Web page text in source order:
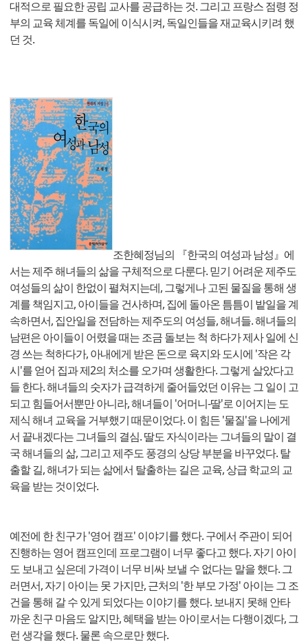
대적으로 필요한 공립 교사를 공급하는 것. 그리고 프랑스 점령 정
부의 교육 체계를 독일에 이식시켜, 독일인들을 재교육시키려 했
던 것.
조한혜정님의 『한국의 여성과 남성』에
서는 제주 해녀들의 삶을 구체적으로 다룬다. 믿기 어려운 제주도
여성들의 삶이 한없이 펼쳐지는데, 그렇게나 고된 물질을 통해 생
계를 책임지고, 아이들을 건사하며, 집에 돌아온 틈틈이 밭일을 계
속하면서, 집안일을 전담하는 제주도의 여성들, 해녀들. 해녀들의
남편은 아이들이 어렸을 때는 조금 돌보는 척 하다가 제사 일에 신
경 쓰는 척하다가, 아내에게 받은 돈으로 육지와 도시에 '작은 각
시'를 얻어 집과 제2의 처소를 오가며 생활한다. 그렇게 살았다고
들 한다. 해녀들의 숫자가 급격하게 줄어들었던 이유는 그 일이 고
되고 힘들어서뿐만 아니라, 해녀들이 '어머니-딸'로 이어지는 도
제식 해녀 교육을 거부했기 때문이었다. 이 힘든 '물질'을 나에게
서 끝내겠다는 그녀들의 결심. 딸도 자식이라는 그녀들의 말이 결
국 해녀들의 삶, 그리고 제주도 풍경의 상당 부분을 바꾸었다. 탈
출할 길, 해녀가 되는 삶에서 탈출하는 길은 교육, 상급 학교의 교
육을 받는 것이었다.
예전에 한 친구가 '영어 캠프' 이야기를 했다. 구에서 주관이 되어
진행하는 영어 캠프인데 프로그램이 너무 좋다고 했다. 자기 아이
도 보내고 싶은데 가격이 너무 비싸 보낼 수 없다는 말을 했다. 그
러면서, 자기 아이는 못 가지만, 근처의 '한 부모 가정' 아이는 그 조
건을 통해 갈 수 있게 되었다는 이야기를 했다. 보내지 못해 안타
까운 친구 마음도 알지만, 혜택을 받는 아이로서는 다행이겠다, 그
런 생각을 했다. 물론 속으로만 했다.